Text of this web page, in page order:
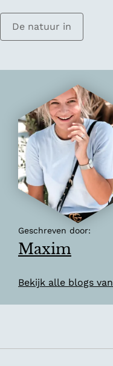
De natuur in
Geschreven door:
Maxim
Bekijk alle blogs